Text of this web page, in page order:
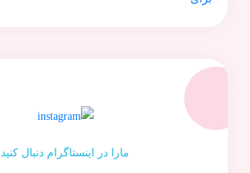
مارا در اینستاگرام دنبال کنید